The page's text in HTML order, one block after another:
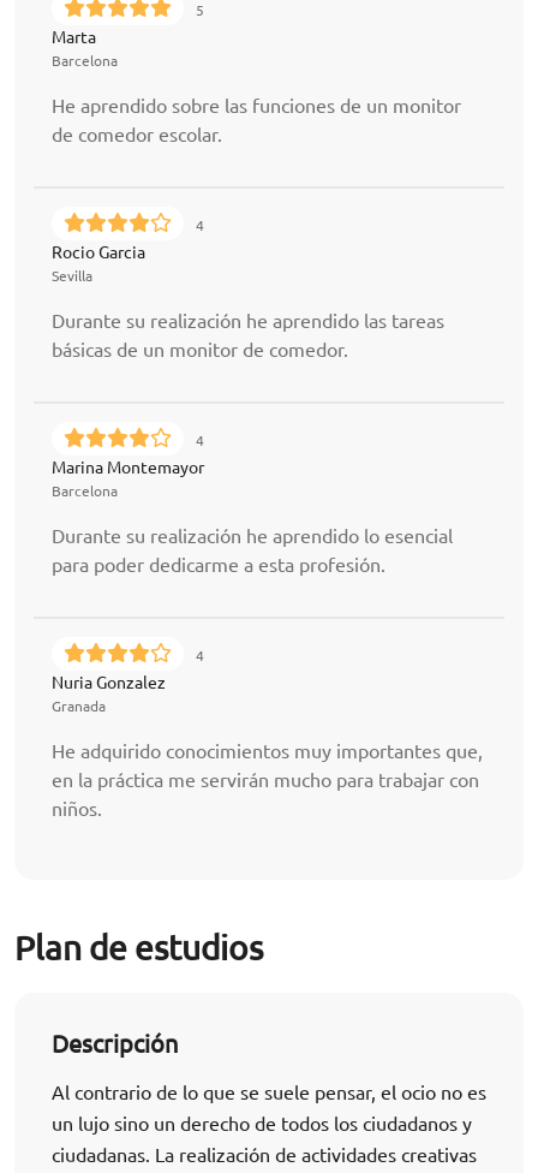
5
Marta
Barcelona
He aprendido sobre las funciones de un monitor
de comedor escolar.
4
Rocio Garcia
Sevilla
Durante su realización he aprendido las tareas
básicas de un monitor de comedor.
4
Marina Montemayor
Barcelona
Durante su realización he aprendido lo esencial
para poder dedicarme a esta profesión.
4
Nuria Gonzalez
Granada
He adquirido conocimientos muy importantes que,
en la práctica me servirán mucho para trabajar con
niños.
Plan de estudios
Descripción
Al contrario de lo que se suele pensar, el ocio no es
un lujo sino un derecho de todos los ciudadanos y
ciudadanas. La realización de actividades creativas